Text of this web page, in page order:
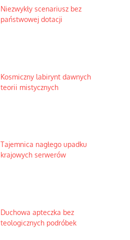
Niezwykły scenariusz bez
państwowej dotacji
Kosmiczny labirynt dawnych
teorii mistycznych
Tajemnica nagłego upadku
krajowych serwerów
Duchowa apteczka bez
teologicznych podróbek